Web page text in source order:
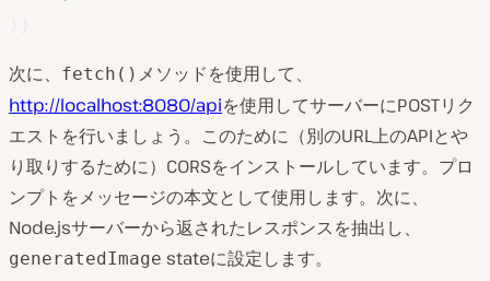
次に、 fetch() メソッドを使用して、
http://localhost:8080/apiを使用してサーバーにPOSTリク
エストを行いましょう。このために（別のURL上のAPIとや
り取りするために）CORSをインストールしています。プロ
ンプトをメッセージの本文として使用します。次に、
Node.jsサーバーから返されたレスポンスを抽出し、
generatedImage stateに設定します。